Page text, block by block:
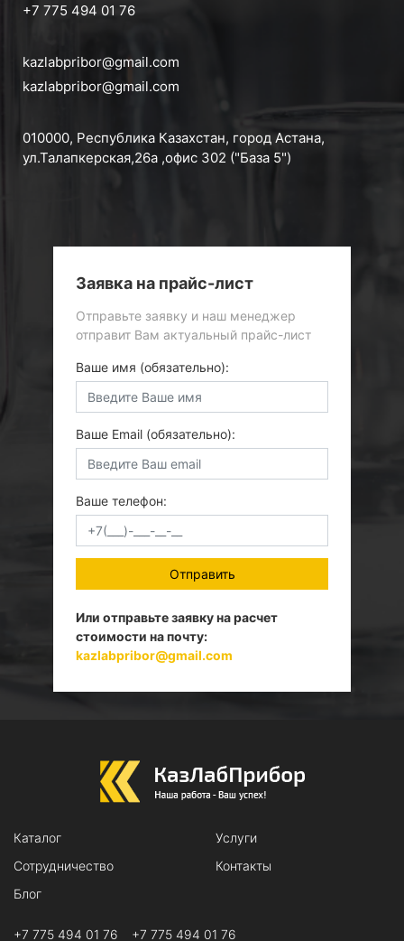
+7 775 494 01 76
kazlabpribor@gmail.com
kazlabpribor@gmail.com
010000, Республика Казахстан, город Астана,
ул.Талапкерская,26а ,офис 302 ("База 5")
Заявка на прайс-лист
Отправьте заявку и наш менеджер
отправит Вам актуальный прайс-лист
Ваше имя (обязательно):
Ваше Email (обязательно):
Ваше телефон:
Отправить
Или отправьте заявку на расчет
стоимости на почту:
kazlabpribor@gmail.com
Каталог
Услуги
Сотрудничество
Контакты
Блог
+7 775 494 01 76
+7 775 494 01 76